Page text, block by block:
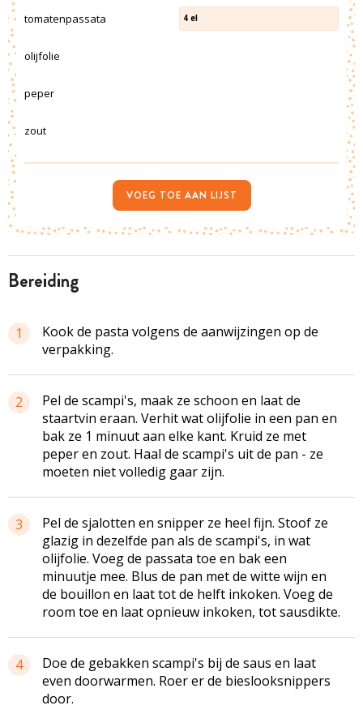
bereiding
1
Kook de pasta volgens de aanwijzingen op de
verpakking.
2
Pel de scampi's, maak ze schoon en laat de
staartvin eraan. Verhit wat olijfolie in een pan en
bak ze 1 minuut aan elke kant. Kruid ze met
peper en zout. Haal de scampi's uit de pan - ze
moeten niet volledig gaar zijn.
3
Pel de sjalotten en snipper ze heel fijn. Stoof ze
glazig in dezelfde pan als de scampi's, in wat
olijfolie. Voeg de passata toe en bak een
minuutje mee. Blus de pan met de witte wijn en
de bouillon en laat tot de helft inkoken. Voeg de
room toe en laat opnieuw inkoken, tot sausdikte.
4
Doe de gebakken scampi's bij de saus en laat
even doorwarmen. Roer er de bieslooksnippers
door.
tomatenpassata 4 el
olijfolie
peper
zout
VOEG TOE AAN LIJST